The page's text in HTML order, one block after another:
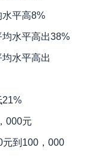
水平高8%
水平高出38%
水平高出
21%
000元
元到100，000